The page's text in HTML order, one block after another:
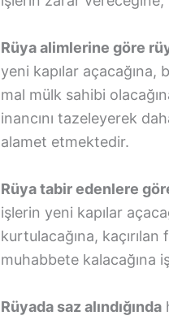
Rüya alimlerine göre
yeni kapılar açacağına,
mal mülk sahibi
inancını tazeleyerek
alamet etmektedir.
Rüya tabir edenlere
işlerin yeni kapılar
kurtulacağına,
muhabbete kalacağına
Rüyada saz alındığında